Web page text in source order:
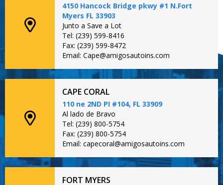
4150 Hancock Bridge pkwy #1 N.Fort
Myers FL 33903
Junto a Save a Lot
Tel: (239) 599-8416
Fax: (239) 599-8472
Email: Cape@amigosautoins.com
CAPE CORAL
110 ne 2ND PI #104, FL 33909
Al lado de Bravo
Tel: (239) 800-5754
Fax: (239) 800-5754
Email: capecoral@amigosautoins.com
FORT MYERS